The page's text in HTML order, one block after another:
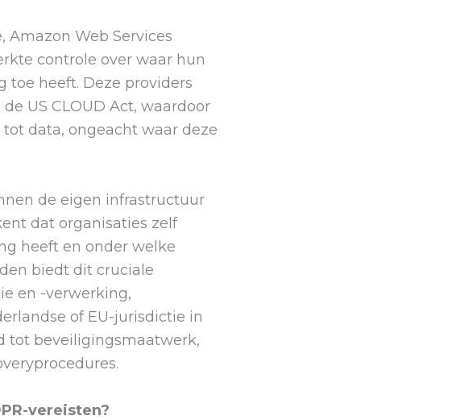
Amazon Web Services
controle over waar hun
toe heeft. Deze providers
US CLOUD Act, waardoor
data, ongeacht waar deze
de eigen infrastructuur
dat organisaties zelf
heeft en onder welke
biedt dit cruciale
en -verwerking,
of EU-jurisdictie in
tot beveiligingsmaatwerk,
vereisten?